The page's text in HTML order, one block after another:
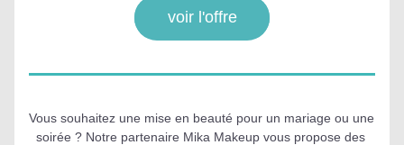
voir l'offre
Vous souhaitez une mise en beauté pour un mariage ou une
soirée ? Notre partenaire Mika Makeup vous propose des